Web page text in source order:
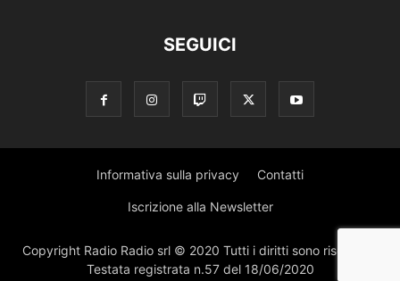
SEGUICI
Informativa sulla privacy Contatti
Iscrizione alla Newsletter
Copyright Radio Radio srl © 2020 Tutti i diritti sono riservati |
Testata registrata n.57 del 18/06/2020